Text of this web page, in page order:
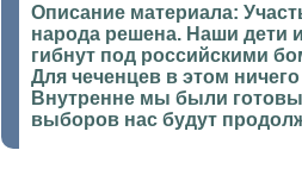
Описание материала:
народа решена. Наши дети
гибнут под российскими
Для чеченцев в этом
Внутренне мы были готовы
выборов нас будут